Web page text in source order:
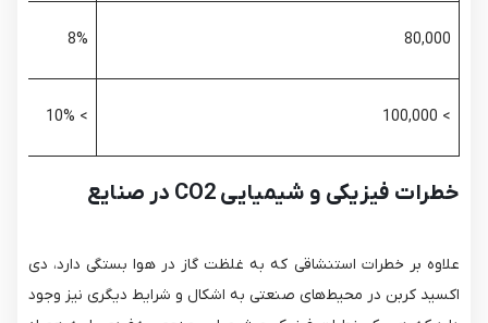
80,000
8%
> 100,000
> 10%
خطرات فیزیکی و شیمیایی CO2 در صنایع
علاوه بر خطرات استنشاقی که به غلظت گاز در هوا بستگی دارد، دی
اکسید کربن در محیط‌های صنعتی به اشکال و شرایط دیگری نیز وجود